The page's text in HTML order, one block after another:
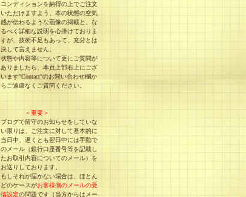
コンディションを納得の上でご注文
いただけますよう、本の状態の空気
感が伝わるような画像の掲載と、な
るべく詳細な説明を心掛けておりま
すが、技術不足もあって、充分とは
決して言えません。
状態や内容等について更にご質問が
ありましたら、本頁上部右上にござ
います"Contact"のお問い合わせ欄か
らご遠慮なくご質問ください。
＜重要＞
ブログで留守のお知らせをしていな
い限りは、ご注文に対して基本的に
当日中、遅くとも翌日中には手動で
のメール（銀行口座番号等を記載し
たお取引内容についてのメール）を
お送りしております。
もしそれが届かない場合は、ほとん
どのケースがお客様側のメールの受
信設定の問題です（当方からはメー